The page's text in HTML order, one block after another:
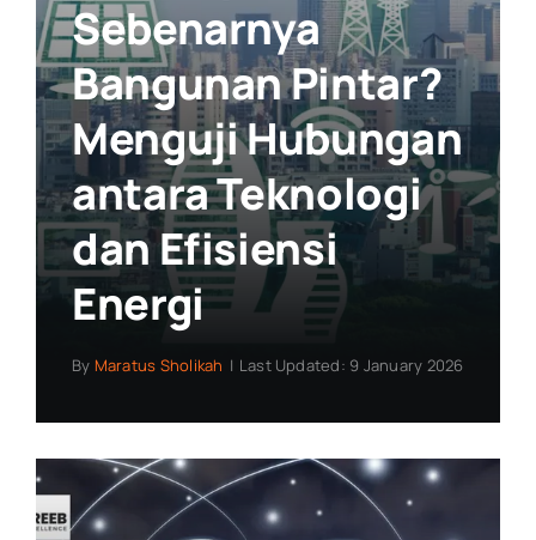
Sebenarnya
Bangunan Pintar?
Menguji Hubungan
antara Teknologi
dan Efisiensi
Energi
By Maratus Sholikah | Last Updated: 9 January 2026